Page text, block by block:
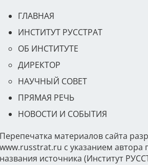
ГЛАВНАЯ
ИНСТИТУТ РУССТРАТ
ОБ ИНСТИТУТЕ
ДИРЕКТОР
НАУЧНЫЙ СОВЕТ
ПРЯМАЯ РЕЧЬ
НОВОСТИ И СОБЫТИЯ
Перепечатка материалов сайта
www.russtrat.ru с указанием
названия источника (Институт